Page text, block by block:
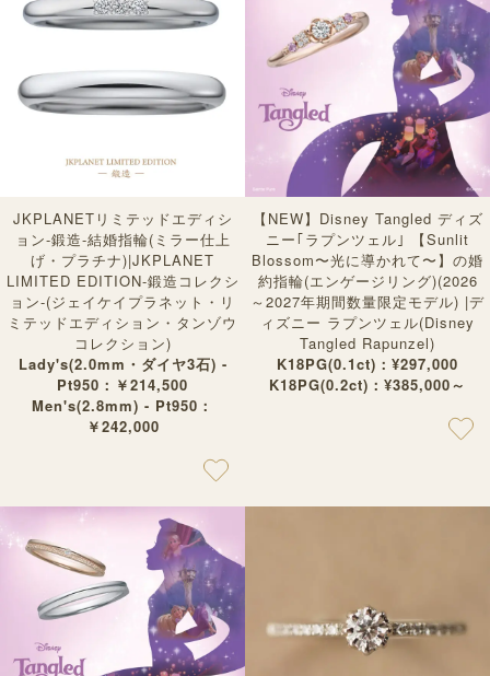
JKPLANETリミテッドエディシ
ョン-鍛造-結婚指輪(ミラー仕上
げ・プラチナ)|JKPLANET
LIMITED EDITION-鍛造コレクシ
ョン-(ジェイケイプラネット・リ
ミテッドエディション・タンゾウ
コレクション)
Lady's(2.0mm・ダイヤ3石) -
Pt950：￥214,500
Men's(2.8mm) - Pt950：
￥242,000
【NEW】Disney Tangled ディズ
ニー｢ラプンツェル｣ 【Sunlit
Blossom〜光に導かれて〜】の婚
約指輪(エンゲージリング)(2026
～2027年期間数量限定モデル) |デ
ィズニー ラプンツェル(Disney
Tangled Rapunzel)
K18PG(0.1ct)：¥297,000
K18PG(0.2ct)：¥385,000～